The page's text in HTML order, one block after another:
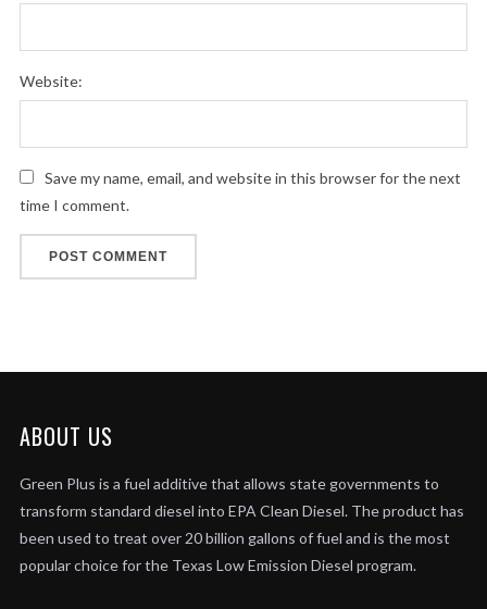
Website:
Save my name, email, and website in this browser for the next
time I comment.
ABOUT US
Green Plus is a fuel additive that allows state governments to
transform standard diesel into EPA Clean Diesel. The product has
been used to treat over 20 billion gallons of fuel and is the most
popular choice for the Texas Low Emission Diesel program.